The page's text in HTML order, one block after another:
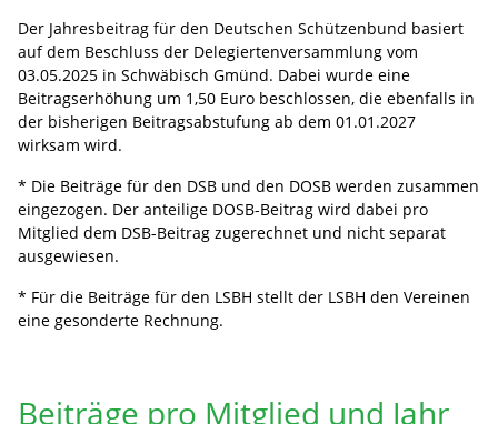
Der Jahresbeitrag für den Deutschen Schützenbund basiert
auf dem Beschluss der Delegiertenversammlung vom
03.05.2025 in Schwäbisch Gmünd. Dabei wurde eine
Beitragserhöhung um 1,50 Euro beschlossen, die ebenfalls in
der bisherigen Beitragsabstufung ab dem 01.01.2027
wirksam wird.
* Die Beiträge für den DSB und den DOSB werden zusammen
eingezogen. Der anteilige DOSB-Beitrag wird dabei pro
Mitglied dem DSB-Beitrag zugerechnet und nicht separat
ausgewiesen.
* Für die Beiträge für den LSBH stellt der LSBH den Vereinen
eine gesonderte Rechnung.
Beiträge pro Mitglied und Jahr